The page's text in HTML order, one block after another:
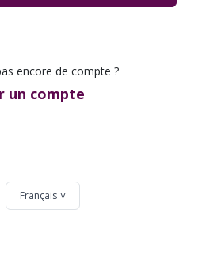
encore de compte ?
un compte
Français